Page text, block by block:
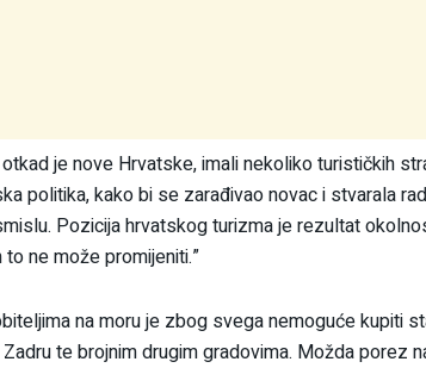
je nove Hrvatske, imali nekoliko turističkih
politika, kako bi se zarađivao novac i stvarala
Pozicija hrvatskog turizma je rezultat
ne može promijeniti.”
na moru je zbog svega nemoguće kupiti
te brojnim drugim gradovima. Možda porez